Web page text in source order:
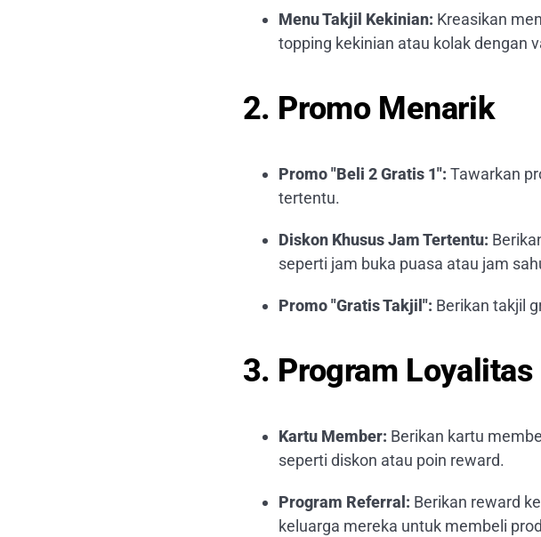
Menu Takjil Kekinian: Kreasikan
topping kekinian atau kolak dengan
2. Promo Menarik
Promo "Beli 2 Gratis 1": Tawarkan
tertentu.
Diskon Khusus Jam Tertentu:
seperti jam buka puasa atau jam
Promo "Gratis Takjil": Berikan takjil
3. Program
Kartu Member: Berikan kartu
seperti diskon atau poin reward.
Program Referral: Berikan reward
keluarga mereka untuk membeli